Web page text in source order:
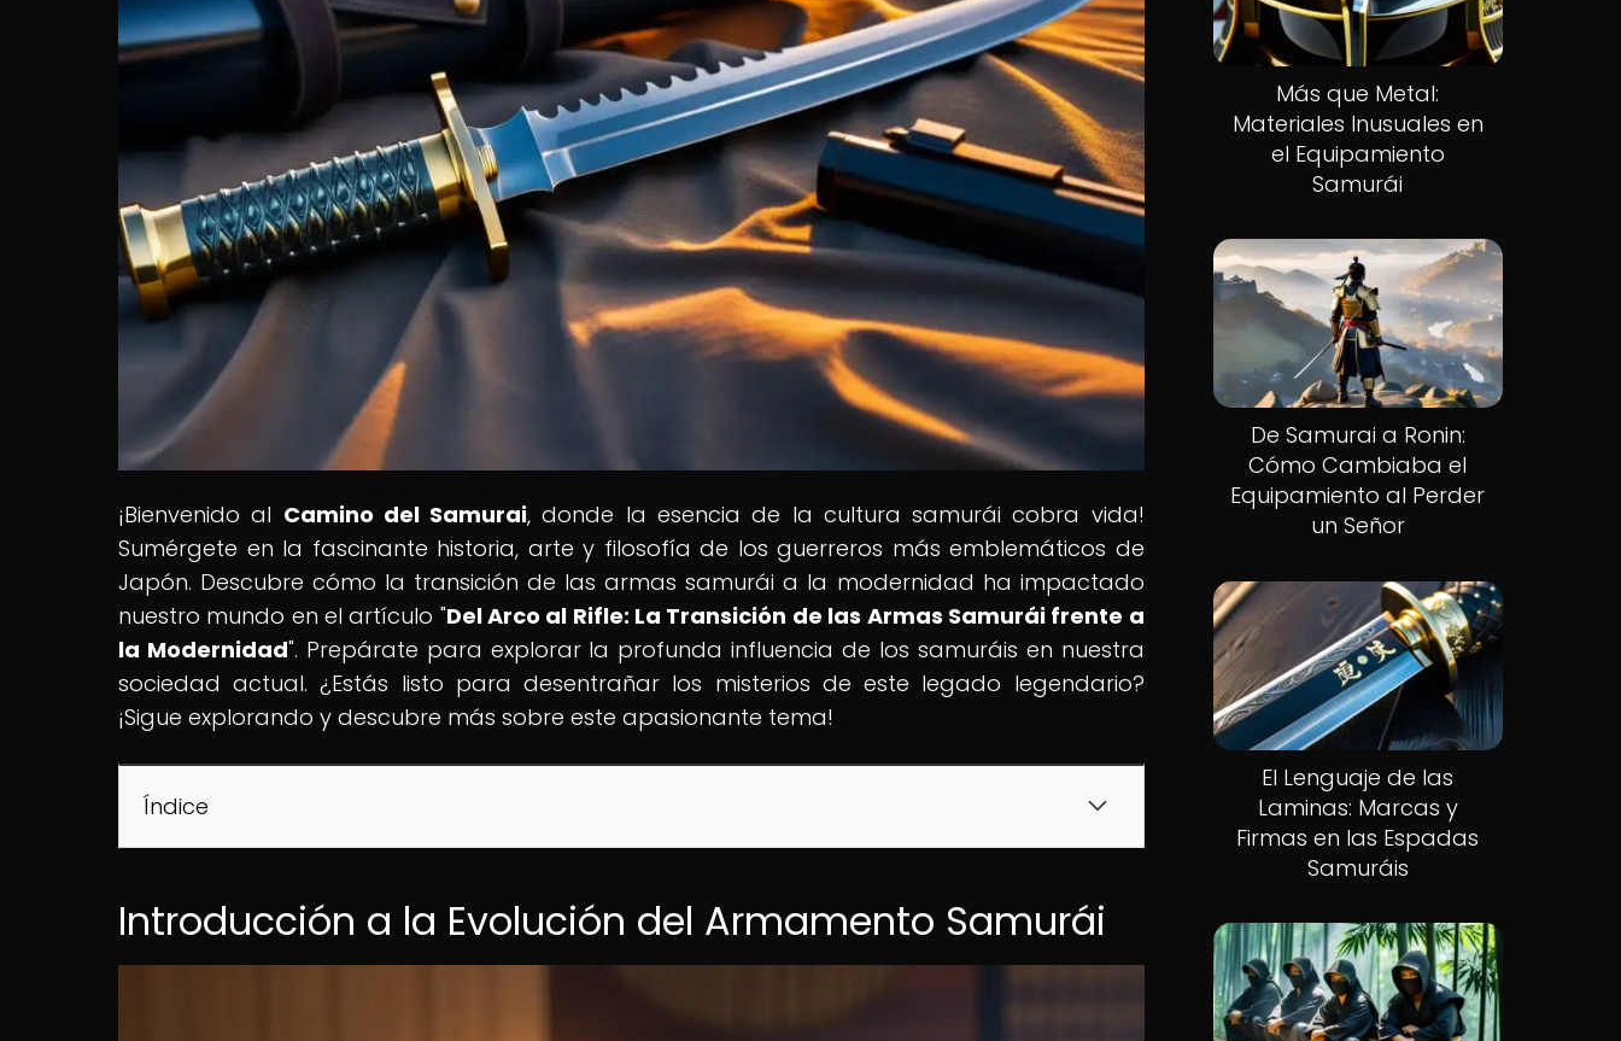
¡Bienvenido al Camino del Samurai, donde la esencia de la cultura samurái cobra vida!
Sumérgete en la fascinante historia, arte y filosofía de los guerreros más emblemáticos de
Japón. Descubre cómo la transición de las armas samurái a la modernidad ha impactado
nuestro mundo en el artículo "Del Arco al Rifle: La Transición de las Armas Samurái frente a
la Modernidad". Prepárate para explorar la profunda influencia de los samuráis en nuestra
sociedad actual. ¿Estás listo para desentrañar los misterios de este legado legendario?
¡Sigue explorando y descubre más sobre este apasionante tema!
Índice
Introducción a la Evolución del Armamento Samurái
Más que Metal:
Materiales Inusuales en
el Equipamiento
Samurái
De Samurai a Ronin:
Cómo Cambiaba el
Equipamiento al Perder
un Señor
El Lenguaje de las
Laminas: Marcas y
Firmas en las Espadas
Samuráis